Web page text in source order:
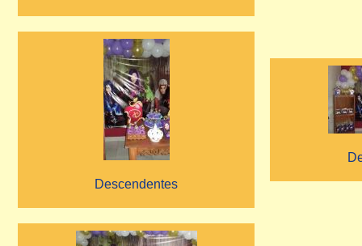
Descendentes